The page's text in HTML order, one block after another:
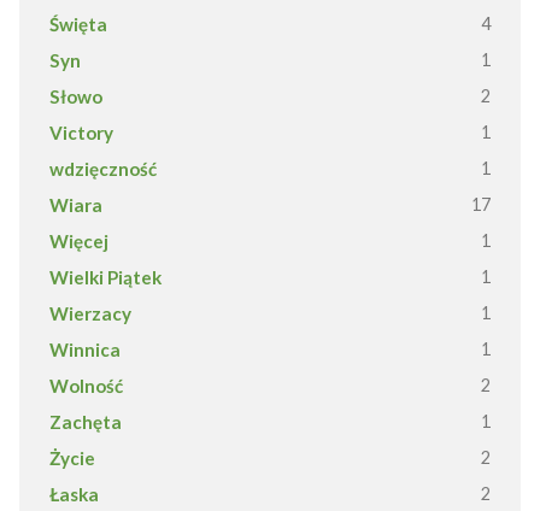
Święta 4
Syn 1
Słowo 2
Victory 1
wdzięczność 1
Wiara 17
Więcej 1
Wielki Piątek 1
Wierzacy 1
Winnica 1
Wolność 2
Zachęta 1
Życie 2
Łaska 2